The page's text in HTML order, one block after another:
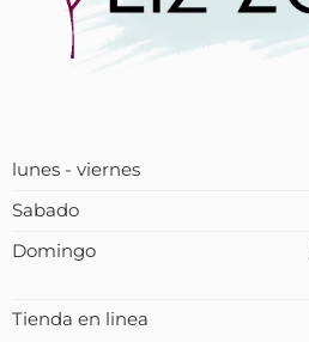
lunes - viernes
Sabado
Domingo
Tienda en linea